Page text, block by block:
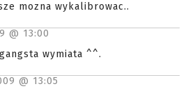
mozna wykalibrowac..
@ 13:00
wymiata ^^.
@ 13:05